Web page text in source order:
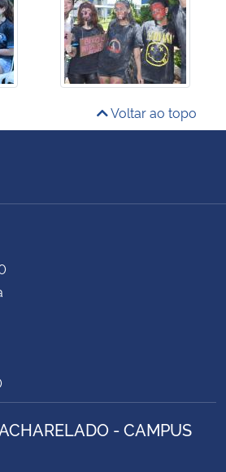
Voltar ao topo
- CAMPUS